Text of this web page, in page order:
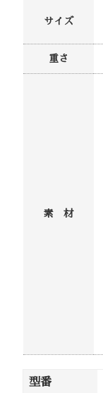
サイズ
重さ
素 材
型番